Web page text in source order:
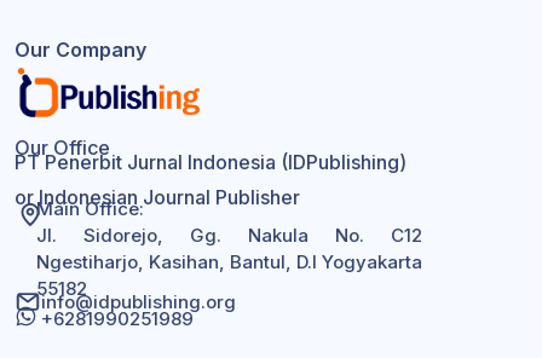
Our Company
Our Office
PT Penerbit Jurnal Indonesia (IDPublishing)
or Indonesian Journal Publisher
Main Office:
Jl. Sidorejo, Gg. Nakula No. C12
Ngestiharjo, Kasihan, Bantul, D.I Yogyakarta
55182
info@idpublishing.org
+6281990251989